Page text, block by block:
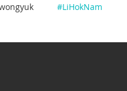
#LiHokNam